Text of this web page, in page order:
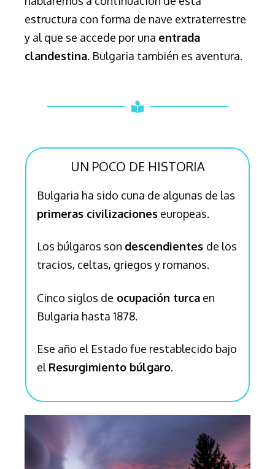
estructura con forma de nave extraterrestre
y al que se accede por una entrada
clandestina. Bulgaria también es aventura.
UN POCO DE HISTORIA
Bulgaria ha sido cuna de algunas de las
primeras civilizaciones europeas.
Los búlgaros son descendientes de los
tracios, celtas, griegos y romanos.
Cinco siglos de ocupación turca en
Bulgaria hasta 1878.
Ese año el Estado fue restablecido bajo
el Resurgimiento búlgaro.